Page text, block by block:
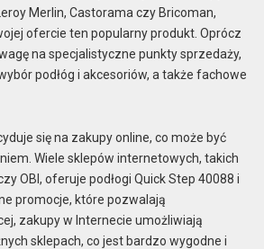
Merlin, Castorama czy Bricoman,
ofercie ten popularny produkt. Oprócz
na specjalistyczne punkty sprzedaży,
podłóg i akcesoriów, a także fachowe
się na zakupy online, co może być
Wiele sklepów internetowych, takich
OBI, oferuje podłogi Quick Step 40088 i
promocje, które pozwalają
zakupy w Internecie umożliwiają
sklepach, co jest bardzo wygodne i